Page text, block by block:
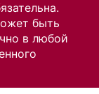
быть
в любой